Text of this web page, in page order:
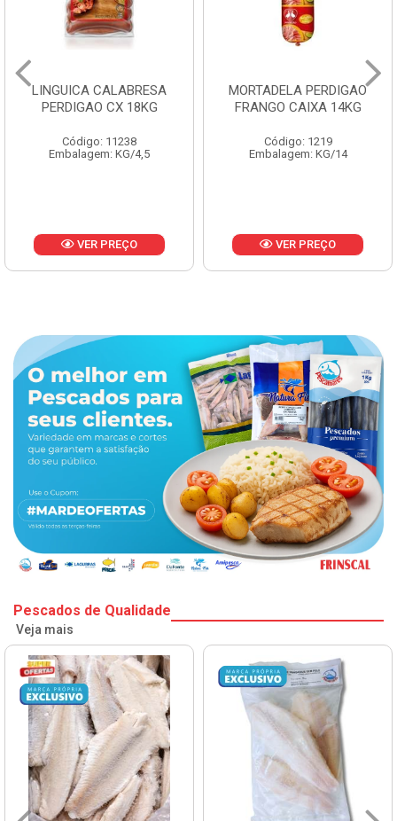
LINGUICA CALABRESA
PERDIGAO CX 18KG
Código: 11238
Embalagem: KG/4,5
VER PREÇO
MORTADELA PERDIGAO
FRANGO CAIXA 14KG
Código: 1219
Embalagem: KG/14
VER PREÇO
Pescados de Qualidade
Veja mais